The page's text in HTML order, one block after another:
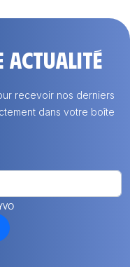
actualité
recevoir nos derniers
dans votre boîte